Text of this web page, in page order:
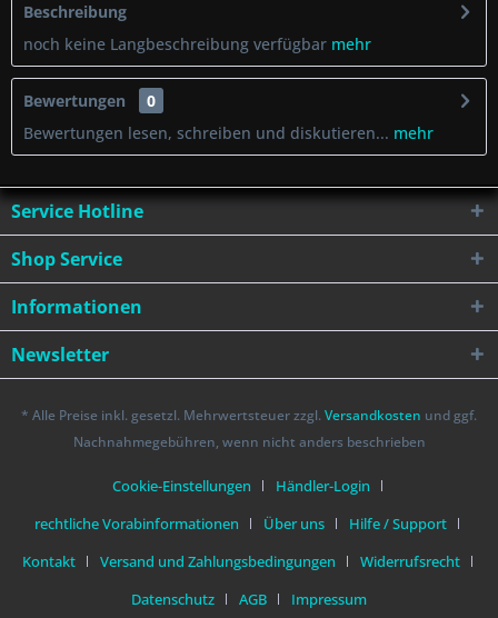
Beschreibung
noch keine Langbeschreibung verfügbar mehr
Bewertungen
0
Bewertungen lesen, schreiben und diskutieren... mehr
Service Hotline
Shop Service
Informationen
Newsletter
* Alle Preise inkl. gesetzl. Mehrwertsteuer zzgl. Versandkosten und ggf.
Nachnahmegebühren, wenn nicht anders beschrieben
Cookie-Einstellungen
Händler-Login
rechtliche Vorabinformationen
Über uns
Hilfe / Support
Kontakt
Versand und Zahlungsbedingungen
Widerrufsrecht
Datenschutz
AGB Impressum